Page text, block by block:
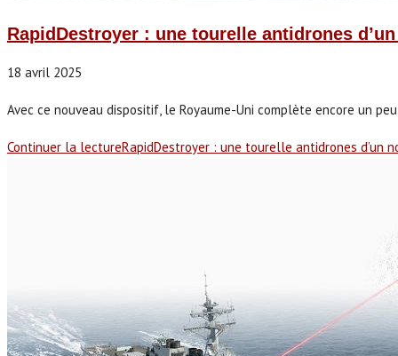
RapidDestroyer : une tourelle antidrones
18 avril 2025
Avec ce nouveau dispositif, le Royaume-Uni complète encore un
Continuer la lectureRapidDestroyer : une tourelle antidrones d’un